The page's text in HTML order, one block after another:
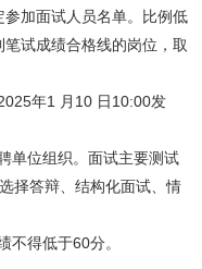
加面试人员名单。比例低
试成绩合格线的岗位，取
年1 月10 日10:00发
位组织。面试主要测试
择答辩、结构化面试、情
得低于60分。